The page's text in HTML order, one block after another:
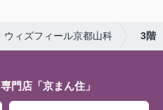
ウィズフィール京都山科 3階
門店「京まん住」